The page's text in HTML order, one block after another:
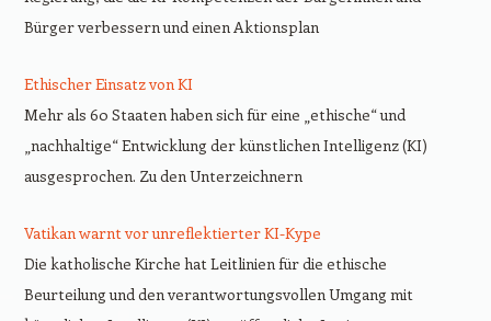
Bürger verbessern und einen Aktionsplan
Ethischer Einsatz von KI
Mehr als 60 Staaten haben sich für eine „ethische“ und
„nachhaltige“ Entwicklung der künstlichen Intelligenz (KI)
ausgesprochen. Zu den Unterzeichnern
Vatikan warnt vor unreflektierter KI-Kype
Die katholische Kirche hat Leitlinien für die ethische
Beurteilung und den verantwortungsvollen Umgang mit